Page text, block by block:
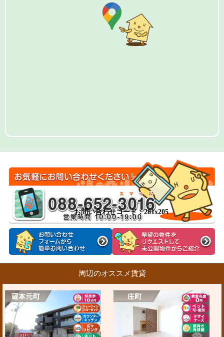
お問い合わせコード：281x205
周辺のオススメ賃貸